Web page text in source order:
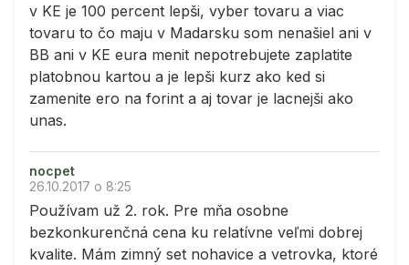
v KE je 100 percent lepši, vyber tovaru a viac
tovaru to čo maju v Madarsku som nenašiel ani v
BB ani v KE eura menit nepotrebujete zaplatite
platobnou kartou a je lepši kurz ako ked si
zamenite ero na forint a aj tovar je lacnejši ako
unas.
nocpet
26.10.2017 o 8:25
Používam už 2. rok. Pre mňa osobne
bezkonkurenčná cena ku relatívne veľmi dobrej
kvalite. Mám zimný set nohavice a vetrovka, ktoré